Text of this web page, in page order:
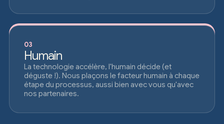
03
Humain
La technologie accélère, l'humain décide (et
déguste !). Nous plaçons le facteur humain à chaque
étape du processus, aussi bien avec vous qu'avec
nos partenaires.